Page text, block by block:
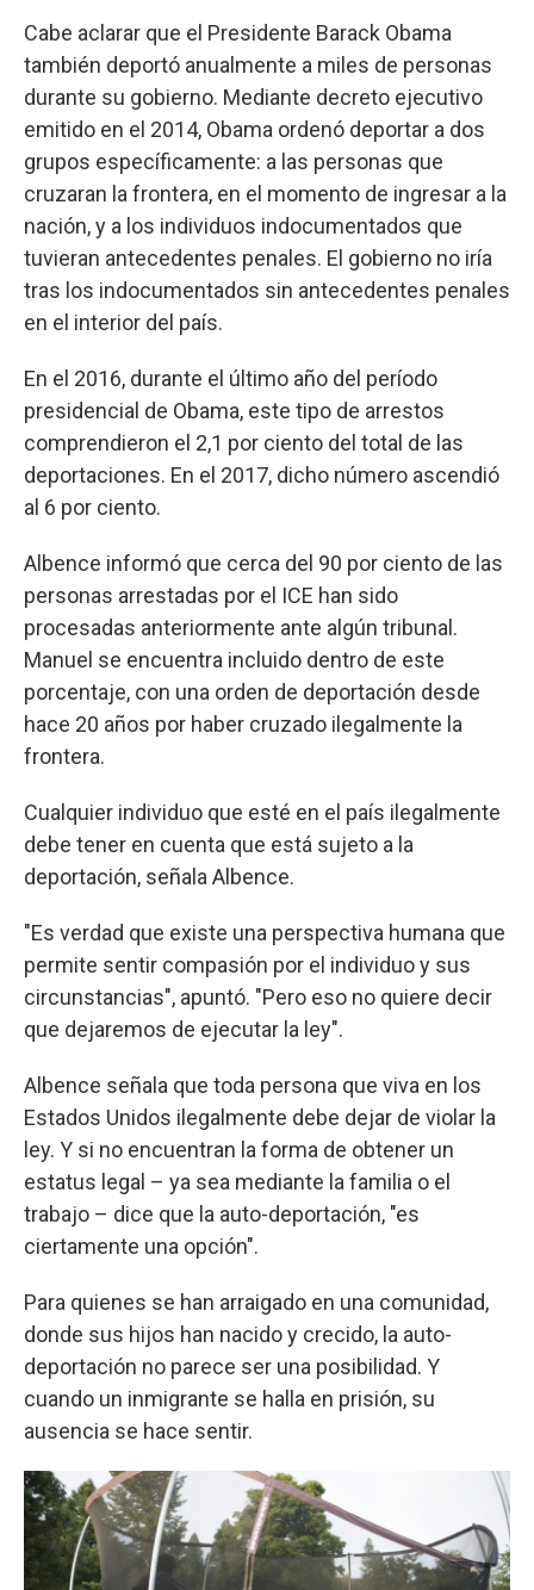
Cabe aclarar que el Presidente Barack Obama
también deportó anualmente a miles de personas
durante su gobierno. Mediante decreto ejecutivo
emitido en el 2014, Obama ordenó deportar a dos
grupos específicamente: a las personas que
cruzaran la frontera, en el momento de ingresar a la
nación, y a los individuos indocumentados que
tuvieran antecedentes penales. El gobierno no iría
tras los indocumentados sin antecedentes penales
en el interior del país.
En el 2016, durante el último año del período
presidencial de Obama, este tipo de arrestos
comprendieron el 2,1 por ciento del total de las
deportaciones. En el 2017, dicho número ascendió
al 6 por ciento.
Albence informó que cerca del 90 por ciento de las
personas arrestadas por el ICE han sido
procesadas anteriormente ante algún tribunal.
Manuel se encuentra incluido dentro de este
porcentaje, con una orden de deportación desde
hace 20 años por haber cruzado ilegalmente la
frontera.
Cualquier individuo que esté en el país ilegalmente
debe tener en cuenta que está sujeto a la
deportación, señala Albence.
"Es verdad que existe una perspectiva humana que
permite sentir compasión por el individuo y sus
circunstancias", apuntó. "Pero eso no quiere decir
que dejaremos de ejecutar la ley".
Albence señala que toda persona que viva en los
Estados Unidos ilegalmente debe dejar de violar la
ley. Y si no encuentran la forma de obtener un
estatus legal – ya sea mediante la familia o el
trabajo – dice que la auto-deportación, "es
ciertamente una opción".
Para quienes se han arraigado en una comunidad,
donde sus hijos han nacido y crecido, la auto-
deportación no parece ser una posibilidad. Y
cuando un inmigrante se halla en prisión, su
ausencia se hace sentir.